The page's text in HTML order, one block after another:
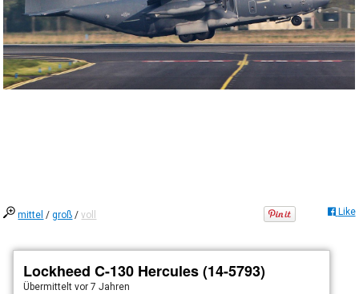
mittel /groß /voll Like
Lockheed C-130 Hercules (14-5793)
Übermitteltvor 7 Jahren